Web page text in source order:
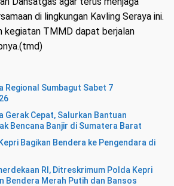
di lingkungan Kavling Seraya ini.
kegiatan TMMD dapat berjalan
Regional Sumbagut Sabet 7
Gerak Cepat, Salurkan Bantuan
Bencana Banjir di Sumatera Barat
Bagikan Bendera ke Pengendara di
RI, Ditreskrimum Polda Kepri
Bendera Merah Putih dan Bansos